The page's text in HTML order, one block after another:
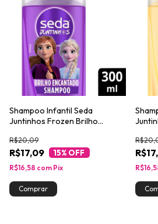
Shampoo Infantil Seda
Juntinhos Frozen Brilho
R$17,09
R$20,09
15% OFF
R$16,58 com Pix